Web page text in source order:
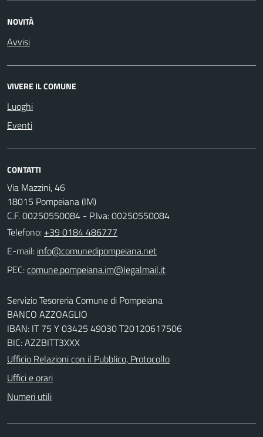
NOVITÀ
Avvisi
VIVERE IL COMUNE
Luoghi
Eventi
CONTATTI
Via Mazzini, 46
18015 Pompeiana (IM)
C.F. 00250550084 - P.Iva: 00250550084
Telefono: +39 0184 486777
E-mail:
PEC:
Servizio Tesoreria Comune di Pompeiana
BANCO AZZOAGLIO
IBAN: IT 75 Y 03425 49030 T20120617506
BIC: AZZBITT3XXX
Ufficio Relazioni con il Pubblico, Protocollo
Uffici e orari
Numeri utili